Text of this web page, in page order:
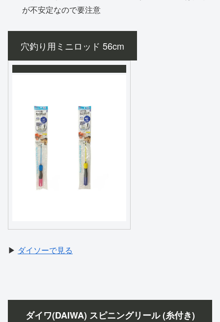
が不安定なので要注意
穴釣り用ミニロッド 56cm
▶ ダイソーで見る
ダイワ(DAIWA) スピニングリール (糸付き)